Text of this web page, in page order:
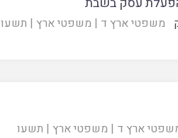
משפטי ארץ ד | משפטי ארץ | תשעו
ארץ ד | משפטי ארץ | תשעו